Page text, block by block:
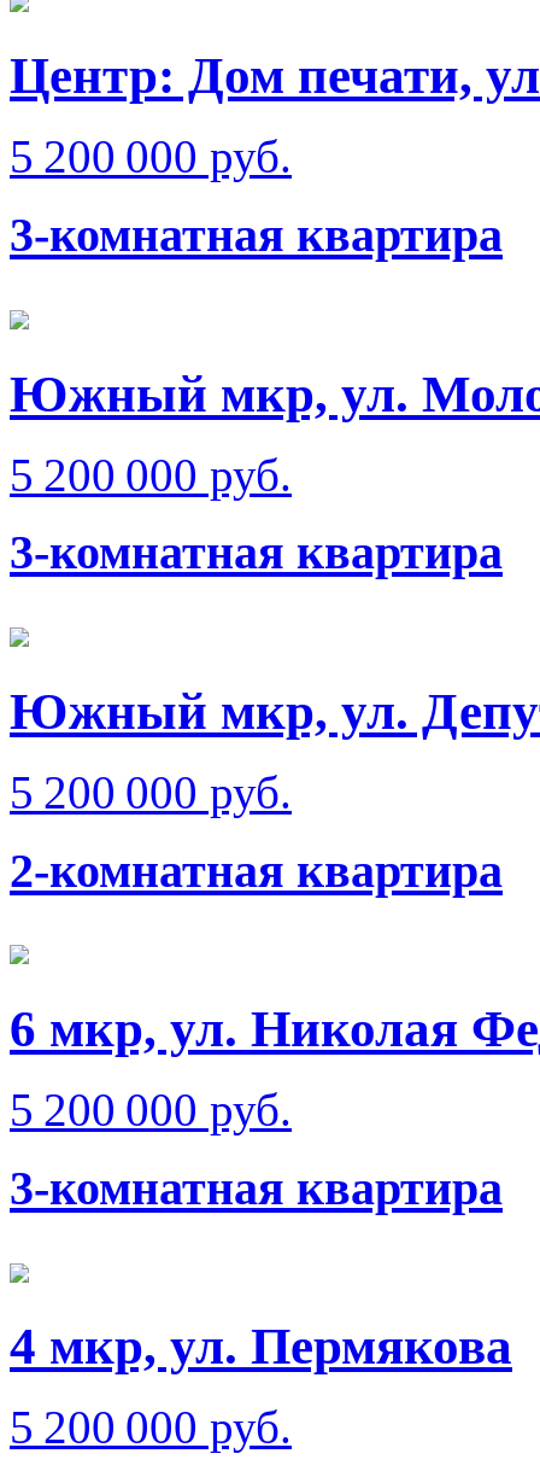
Центр: Дом печати,
5 200 000 руб.
3-комнатная квартира
Южный мкр, ул.
5 200 000 руб.
3-комнатная квартира
Южный мкр, ул.
5 200 000 руб.
2-комнатная квартира
6 мкр, ул. Николая
5 200 000 руб.
3-комнатная квартира
4 мкр, ул. Пермякова
5 200 000 руб.